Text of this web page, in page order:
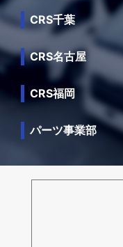
CRS千葉
CRS名古屋
CRS福岡
パーツ事業部